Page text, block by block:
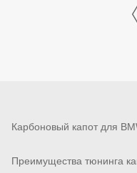
Карбоновый капот для
Преимущества тюнинга